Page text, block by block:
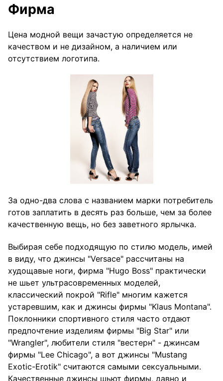
Фирма
Цена модной вещи зачастую определяется не
качеством и не дизайном, а наличием или
отсутствием логотипа.
За одно-два слова с названием марки потребитель
готов заплатить в десять раз больше, чем за более
качественную вещь, но без заветного ярлычка.
Выбирая себе подходящую по стилю модель, имей
в виду, что джинсы "Versace" рассчитаны на
худощавые ноги, фирма "Hugo Boss" практически
не шьет ультрасовременных моделей,
классический покрой "Rifle" многим кажется
устаревшим, как и джинсы фирмы "Klaus Montana".
Поклонники спортивного стиля часто отдают
предпочтение изделиям фирмы "Big Star" или
"Wrangler", любители стиля "вестерн" - джинсам
фирмы "Lee Chicago", а вот джинсы "Mustang
Exotic-Erotik" считаются самыми сексуальными.
Качественные джинсы шьют фирмы, давно и